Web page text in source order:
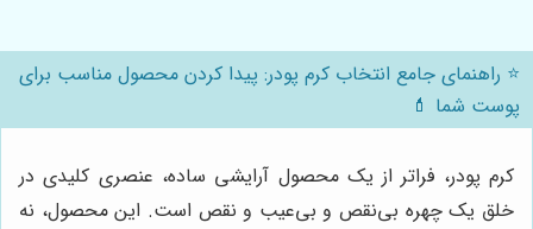
⭐️ راهنمای جامع انتخاب کرم پودر: پیدا کردن محصول مناسب برای
پوست شما 💄
کرم پودر، فراتر از یک محصول آرایشی ساده، عنصری کلیدی در
خلق یک چهره بی‌نقص و بی‌عیب و نقص است. این محصول، نه